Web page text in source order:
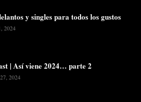
y singles para todos los gustos
2024
| Así viene 2024… parte 2
2024